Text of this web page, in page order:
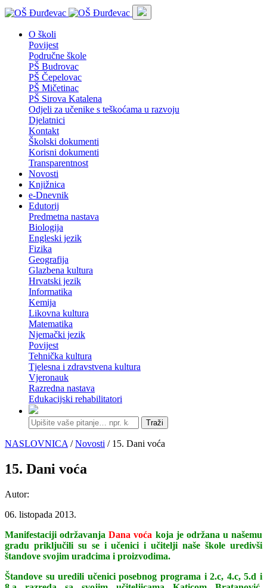
O školi
Povijest
Područne škole
PŠ Budrovac
PŠ Čepelovac
PŠ Mičetinac
PŠ Sirova Katalena
Odjeli za učenike s teškoćama u razvoju
Djelatnici
Kontakt
Školski dokumenti
Korisni dokumenti
Transparentnost
Novosti
Knjižnica
e-Dnevnik
Edutorij
Predmetna nastava
Biologija
Engleski jezik
Fizika
Geografija
Glazbena kultura
Hrvatski jezik
Informatika
Kemija
Likovna kultura
Matematika
Njemački jezik
Povijest
Tehnička kultura
Tjelesna i zdravstvena kultura
Vjeronauk
Razredna nastava
Edukacijski rehabilitatori
Traži
NASLOVNICA /Novosti / 15. Dani voća
15. Dani voća
Autor:
06. listopada 2013.
Manifestaciji održavanjaDana voća koja je održana u našemu
gradu priključili su se i učenici i učitelji naše škole uredivši
štandove svojim uradcima i proizvodima.
Štandove su uredili učenici posebnog programa i 2.c, 4.c, 5.d i